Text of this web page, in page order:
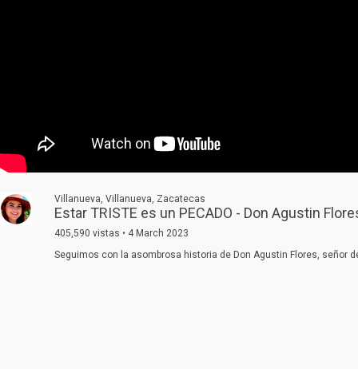
Villanueva, Villanueva, Zacatecas
Estar TRISTE es un PECADO - Don Agustin
405,590 vistas • 4 March 2023
Seguimos con la asombrosa historia de Don Agustin Flores, señor